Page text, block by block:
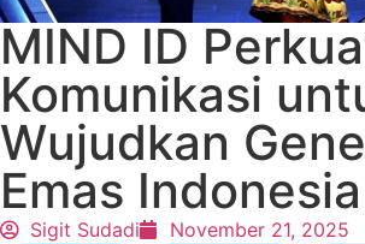
MIND ID
Komunikasi
Wujudkan
Emas Indonesia
Sigit Sudadi November 21, 2025